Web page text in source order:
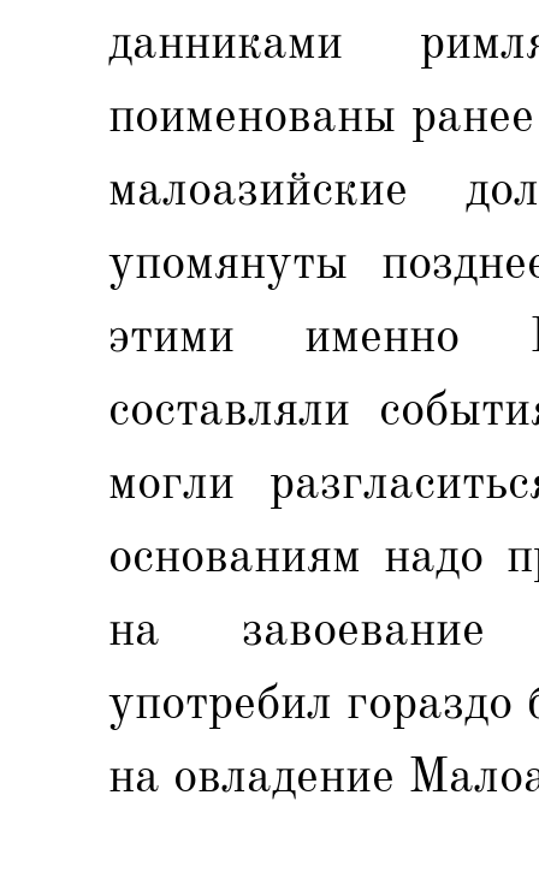
данниками
поименованы
малоазийские
упомянуты
этими именно
составляли
могли
основаниям надо
на завоевание
употребил
на овладение